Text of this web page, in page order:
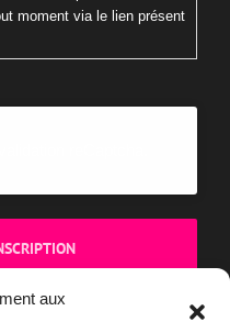
aux
moment via le lien présent
reCaptcha.